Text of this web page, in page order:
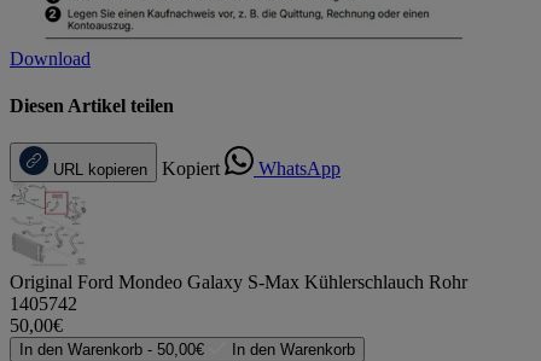
Download
Diesen Artikel teilen
URL kopieren Kopiert WhatsApp
Original Ford Mondeo Galaxy S-Max Kühlerschlauch Rohr
1405742
50,00€
In den Warenkorb - 50,00€ In den Warenkorb